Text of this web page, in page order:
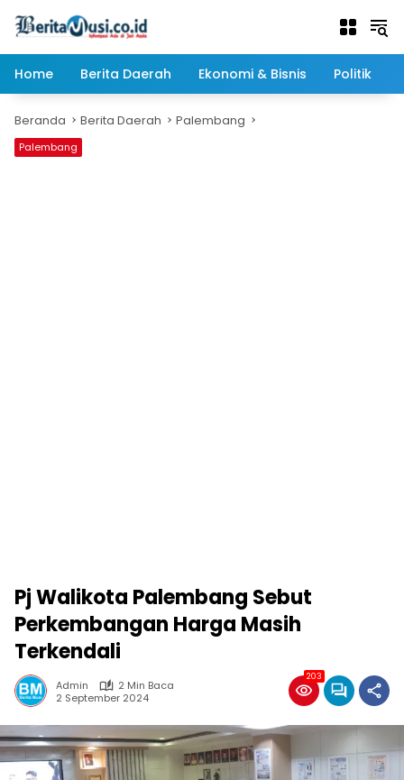
Home
Berita Daerah Ekonomi & Bisnis Politik
Beranda Berita Daerah Palembang
Palembang
Pj Walikota Palembang Sebut
Perkembangan Harga Masih
Terkendali
Admin
2 Min Baca
2 September 2024
203